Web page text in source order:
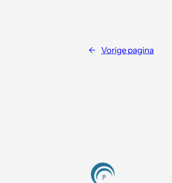
← Vorige pagina